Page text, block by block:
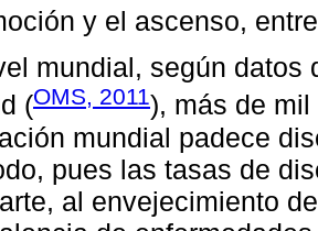
y el ascenso,
mundial, según datos
(OMS, 2011), más de
mundial padece
pues las tasas de
al envejecimiento